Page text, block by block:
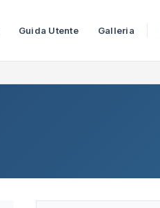
Guida Utente Galleria